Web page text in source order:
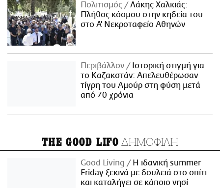
Πολιτισμός
Λάκης Χαλκιάς:
Πλήθος κόσμου στην κηδεία του
στο Α' Νεκροταφείο Αθηνών
Περιβάλλον
Ιστορική στιγμή για
το Καζακστάν: Απελευθέρωσαν
τίγρη του Αμούρ στη φύση μετά
από 70 χρόνια
THE GOOD LIFO ΔΗΜΟΦΙΛΗ
Good Living
Η ιδανική summer
Friday ξεκινά με δουλειά στο σπίτι
και καταλήγει σε κάποιο νησί